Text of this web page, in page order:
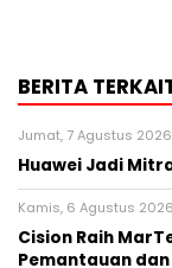
BERITA
Jumat, 7 Agustus
Huawei Jadi
Kamis, 6 Agustus
Cision Raih
Pemantauan